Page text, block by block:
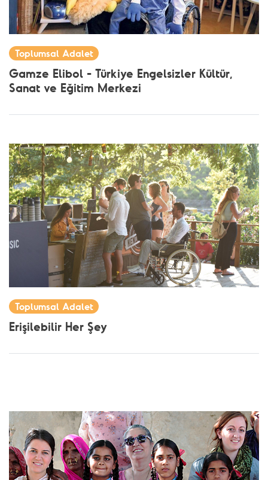
Toplumsal Adalet
Gamze Elibol - Türkiye Engelsizler Kültür,
Sanat ve Eğitim Merkezi
Toplumsal Adalet
Erişilebilir Her Şey